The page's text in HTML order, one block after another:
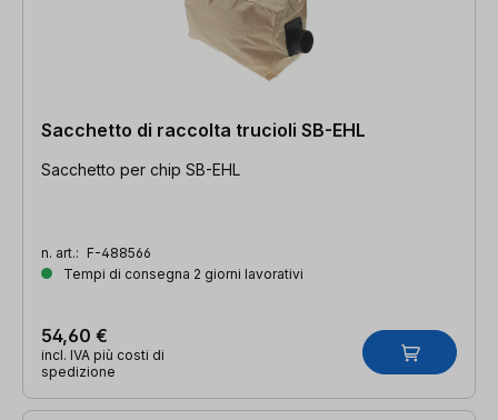
Sacchetto di raccolta trucioli SB-EHL
Sacchetto per chip SB-EHL
n. art.: F-488566
Tempi di consegna 2 giorni lavorativi
54,60 €
incl. IVA più costi di
spedizione